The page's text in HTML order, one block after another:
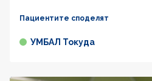
Пациентите споделят
УМБАЛ Токуда